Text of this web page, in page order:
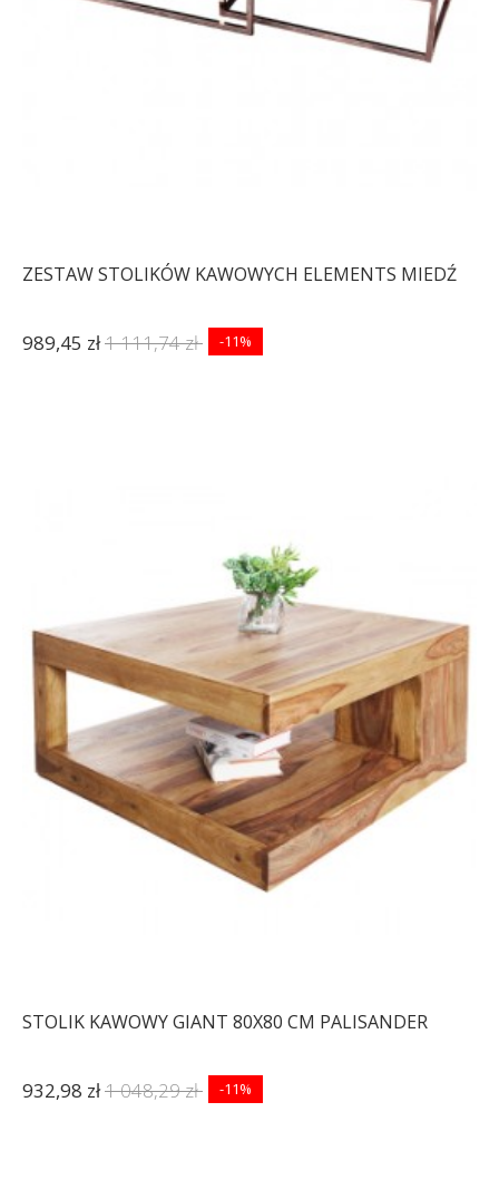
ZESTAW STOLIKÓW KAWOWYCH ELEMENTS MIEDŹ
989,45 zł1 111,74 zł -11%
STOLIK KAWOWY GIANT 80X80 CM PALISANDER
932,98 zł1 048,29 zł -11%